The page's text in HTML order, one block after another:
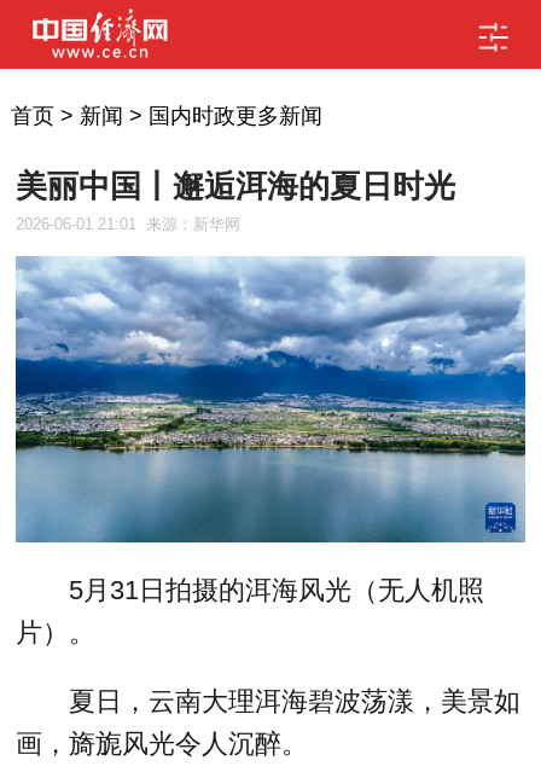
首页> 新闻 > 国内时政更多新闻
美丽中国丨邂逅洱海的夏日时光
2026-06-01 21:01 来源：新华网
5月31日拍摄的洱海风光（无人机照
片）。
夏日，云南大理洱海碧波荡漾，美景如
画，旖旎风光令人沉醉。